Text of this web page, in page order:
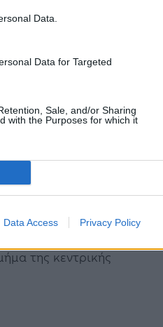
Data.
Data for Targeted
Sale, and/or Sharing
with the Purposes for which it
Data Access Privacy Policy
κακοκαιρίας που
ενός παιδιού
Καλιφόρνια.
ένας «ατμοσφαιρικός
Δευτέρα με βροχές
που εκδόθηκε το
καταιγίδων
του νερού των
της κεντρικής